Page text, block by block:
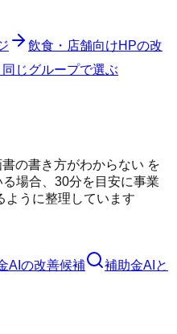
飲食・店舗向けHPの改
同じグループで選ぶ
の書き方がわからない を
場合、30分を目安に事業
ように整理しています
AI の改善候補 補助金AI と